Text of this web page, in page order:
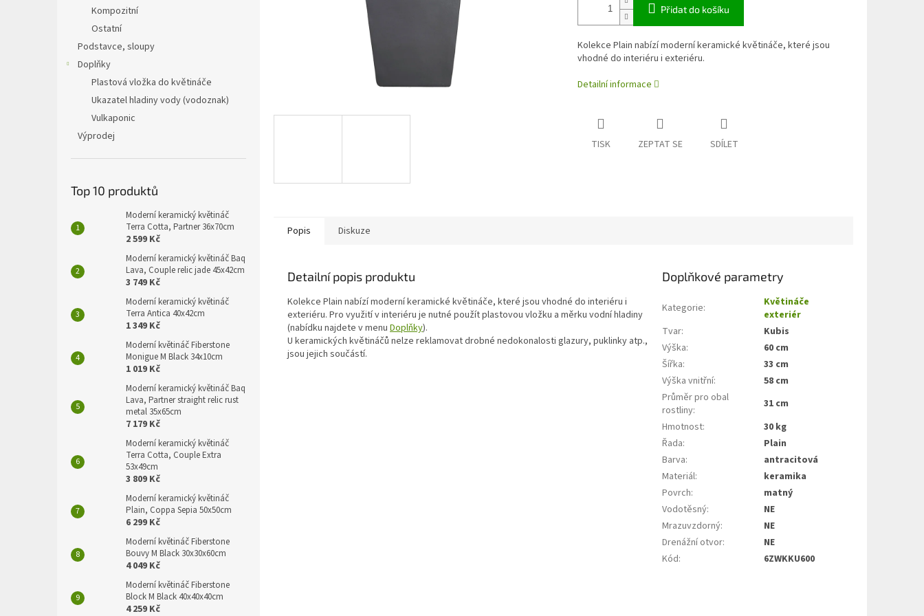
Kompozitní
Ostatní
Podstavce, sloupy
Doplňky
Plastová vložka do květináče
Ukazatel hladiny vody (vodoznak)
Vulkaponic
Výprodej
Top 10 produktů
Moderní keramický květináč
Terra Cotta, Partner 36x70cm
2 599 Kč
Moderní keramický květináč Baq
Lava, Couple relic jade 45x42cm
3 749 Kč
Moderní keramický květináč
Terra Antica 40x42cm
1 349 Kč
Moderní květináč Fiberstone
Monigue M Black 34x10cm
1 019 Kč
Moderní keramický květináč Baq
Lava, Partner straight relic rust
metal 35x65cm
7 179 Kč
Moderní keramický květináč
Terra Cotta, Couple Extra
53x49cm
3 809 Kč
Moderní keramický květináč
Plain, Coppa Sepia 50x50cm
6 299 Kč
Moderní květináč Fiberstone
Bouvy M Black 30x30x60cm
4 049 Kč
Moderní květináč Fiberstone
Block M Black 40x40x40cm
4 259 Kč
Přidat do košíku
Kolekce Plain nabízí moderní keramické květináče, které jsou
vhodné do interiéru i exteriéru.
Detailní informace
TISK ZEPTAT SE SDÍLET
Popis Diskuze
Detailní popis produktu
Kolekce Plain nabízí moderní keramické květináče, které jsou vhodné do interiéru i
exteriéru. Pro využití v interiéru je nutné použít plastovou vložku a měrku vodní hladiny
(nabídku najdete v menu Doplňky).
U keramických květináčů nelze reklamovat drobné nedokonalosti glazury, puklinky atp.,
jsou jejich součástí.
Doplňkové parametry
Kategorie:
Květináče
exteriér
Tvar:
Kubis
Výška:
60 cm
Šířka:
33 cm
Výška vnitřní:
58 cm
Průměr pro obal
rostliny:
31 cm
Hmotnost:
30 kg
Řada:
Plain
Barva:
antracitová
Materiál:
keramika
Povrch:
matný
Vodotěsný:
NE
Mrazuvzdorný:
NE
Drenážní otvor:
NE
Kód: 6ZWKKU600